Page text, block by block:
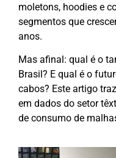
moletons, hoodies e
segmentos que
anos.
Mas afinal: qual é o
Brasil? E qual é o
cabos? Este artigo
em dados do setor
de consumo de